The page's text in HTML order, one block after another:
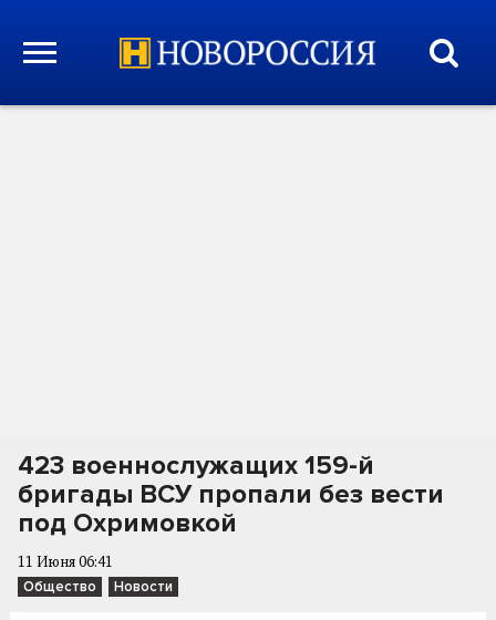
423 военнослужащих 159-й
бригады ВСУ пропали без вести
под Охримовкой
11 Июня 06:41
Общество Новости